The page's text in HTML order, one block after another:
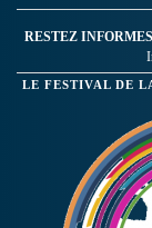
RESTEZ
LE FESTIVAL DE